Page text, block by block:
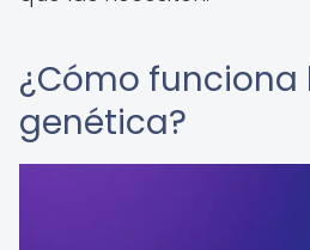
¿Cómo funciona
genética?